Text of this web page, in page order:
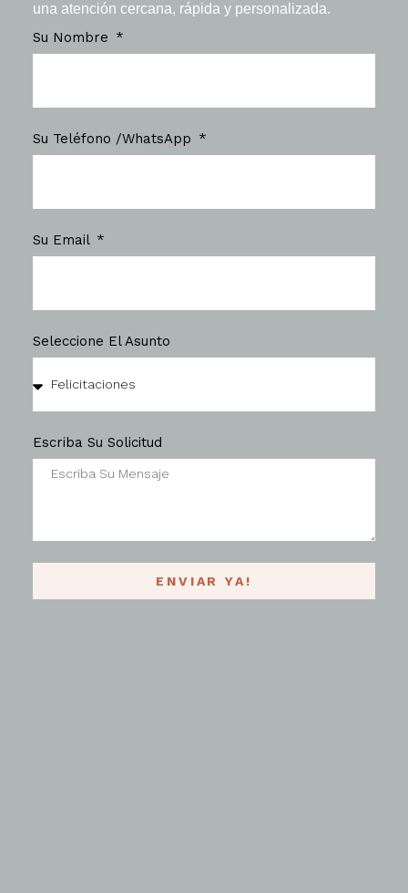
una atención cercana, rápida y personalizada.
Su Nombre
Su Teléfono /WhatsApp
Su Email
Seleccione El Asunto
Escriba Su Solicitud
ENVIAR YA!